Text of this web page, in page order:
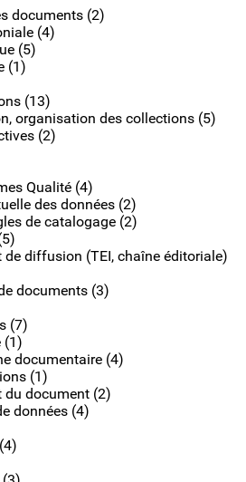
documents (2)
(4)
(5)
(1)
(13)
organisation des collections (5)
(2)
Qualité (4)
des données (2)
de catalogage (2)
de diffusion (TEI, chaîne éditoriale)
documents (3)
(7)
(1)
documentaire (4)
(1)
du document (2)
données (4)